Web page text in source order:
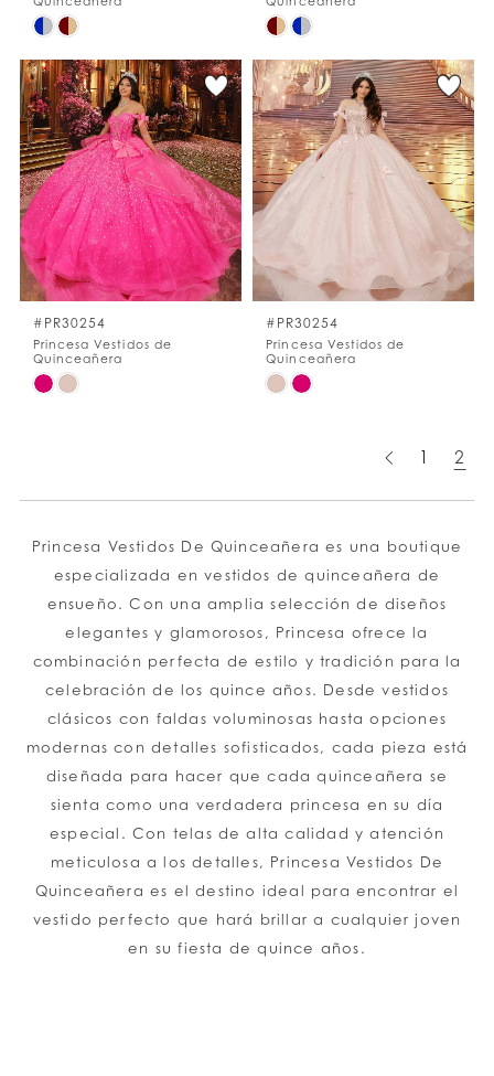
Skip
List
#e588a2bc63
to
end
Skip
List
#1b9cdd0c11
to
end
#PR30254
Princesa Vestidos de
Quinceañera
Skip
to
#PR30254
Princesa Vestidos de
Quinceañera
Skip
to
1 2
Princesa Vestidos De Quinceañera es una boutique
especializada en vestidos de quinceañera de
ensueño. Con una amplia selección de diseños
elegantes y glamorosos, Princesa ofrece la
combinación perfecta de estilo y tradición para la
celebración de los quince años. Desde vestidos
clásicos con faldas voluminosas hasta opciones
modernas con detalles sofisticados, cada pieza está
diseñada para hacer que cada quinceañera se
sienta como una verdadera princesa en su día
especial. Con telas de alta calidad y atención
meticulosa a los detalles, Princesa Vestidos De
Quinceañera es el destino ideal para encontrar el
vestido perfecto que hará brillar a cualquier joven
en su fiesta de quince años.